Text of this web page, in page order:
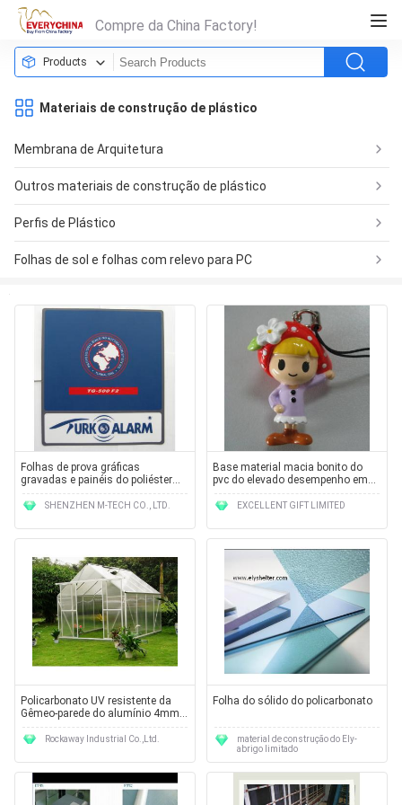
Compre da China Factory!
Products
Materiais de construção de plástico
Membrana de Arquitetura
Outros materiais de construção de plástico
Perfis de Plástico
Folhas de sol e folhas com relevo para PC
Folhas de prova gráficas
gravadas e painéis do poliéster
tátil com PWB e conector de
NicomaticSHENZHEN M-TECH CO., LTD.
Base material macia bonito do
pvc do elevado desempenho em
seus requirments
EXCELLENT GIFT LIMITED
Policarbonato UV resistente da
Gêmeo-parede do alumínio 4mm
para estufas 8' X 8'
Rockaway Industrial Co.,Ltd.
Folha do sólido do policarbonato
material de construção do Ely-
abrigo limitado